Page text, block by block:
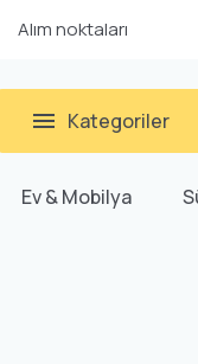
Alım noktaları
Kategoriler
Ev & Mobilya